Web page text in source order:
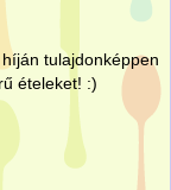
tulajdonképpen
ételeket! :)